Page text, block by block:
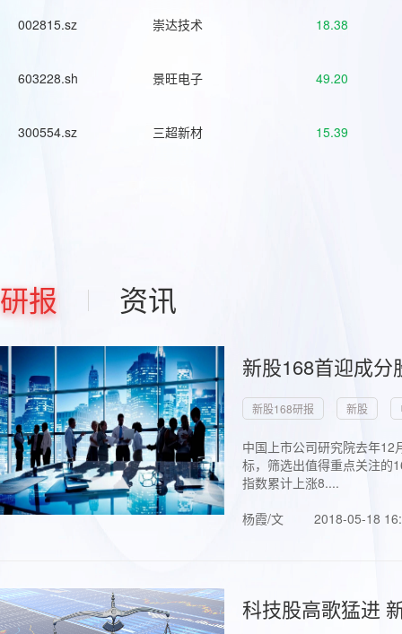
002815.sz 崇达技术 18.38
603228.sh 景旺电子 49.20
300554.sz 三超新材 15.39
研报 资讯
新股168首迎成
新股168研报 新股
中国上市公司研究院去年
标，筛选出值得重点关注的
指数累计上涨8....
杨霞/文
2018-05-18
科技股高歌猛进